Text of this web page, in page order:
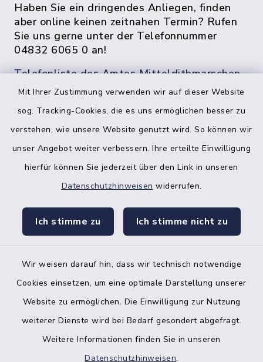
Mit Ihrer Zustimmung verwenden wir auf dieser Website
sog. Tracking-Cookies, die es uns ermöglichen besser zu
verstehen, wie unsere Website genutzt wird. So können wir
unser Angebot weiter verbessern. Ihre erteilte Einwilligung
hierfür können Sie jederzeit über den Link in unseren
Datenschutzhinweisen widerrufen.
Ich stimme zu Ich stimme nicht zu
Wir weisen darauf hin, dass wir technisch notwendige
Cookies einsetzen, um eine optimale Darstellung unserer
Website zu ermöglichen. Die Einwilligung zur Nutzung
weiterer Dienste wird bei Bedarf gesondert abgefragt.
Weitere Informationen finden Sie in unseren
Datenschutzhinweisen.
Haben Sie ein dringendes Anliegen, finden
aber online keinen zeitnahen Termin? Rufen
Sie uns gerne unter der Telefonnummer
04832 6065 0 an!
Telefonliste des Amtes Mitteldithmarschen
facebook
Bankverbindung der Amtskasse
Barrierefreiheit